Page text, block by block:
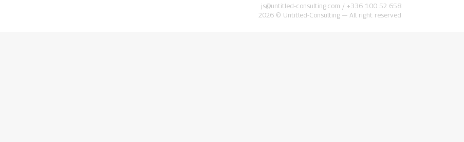
js@untitled-consulting.com / +336 100 52 658
2026 © Untitled-Consulting — All right reserved